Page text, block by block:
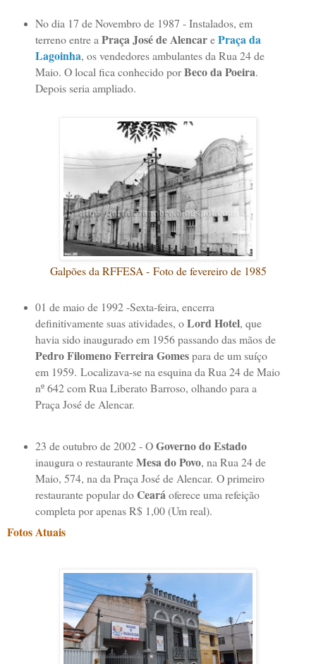
No dia 17 de Novembro de 1987 - Instalados, em
terreno entre aPraça José de AlencarePraça da
Lagoinha, os vendedores ambulantes da Rua 24 de
Maio. O local fica conhecido porBeco da Poeira.
Depois seria ampliado.
Galpões da RFFESA - Foto de fevereiro de 1985
01 de maio de 1992 -Sexta-feira, encerra
definitivamente suas atividades, oLord Hotel, que
havia sido inaugurado em 1956 passando das mãos de
Pedro Filomeno Ferreira Gomespara de um suíço
em 1959. Localizava-se na esquina da Rua 24 de Maio
nº 642 com Rua Liberato Barroso, olhando para a
Praça José de Alencar.
23 de outubro de 2002 - OGoverno do Estado
inaugura o restauranteMesa do Povo, na Rua 24 de
Maio, 574, na da Praça José de Alencar. O primeiro
restaurante popular doCeará oferece uma refeição
completa por apenas R$ 1,00 (Um real).
Fotos Atuais